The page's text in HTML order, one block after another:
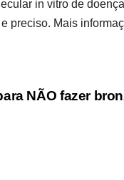
in vitro de
preciso. Mais
NÃO fazer